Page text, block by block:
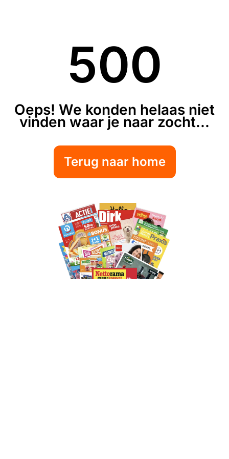
500
Oeps! We konden helaas niet
vinden waar je naar zocht...
Terug naar home